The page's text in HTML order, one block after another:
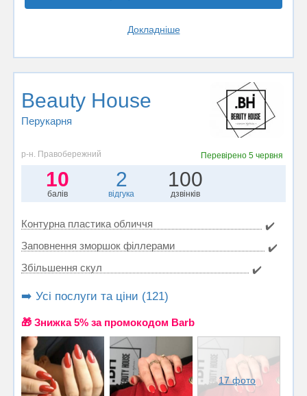
Докладніше
Beauty House
Перукарня
р-н. Правобережний Перевірено 5 червня
10
балів
2
відгука
100
дзвінків
Контурна пластика обличчя
✔️
Заповнення зморшок філлерами
✔️
Збільшення скул
✔️
➡️ Усі послуги та ціни (121)
🎁 Знижка 5% за промокодом Barb
17 фото